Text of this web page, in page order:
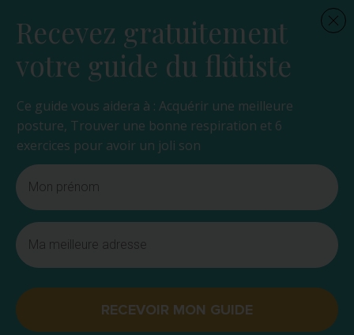
Recevez gratuitement
votre guide du flûtiste
Ce guide vous aidera à : Acquérir une meilleure
posture, Trouver une bonne respiration et 6
exercices pour avoir un joli son
RECEVOIR MON GUIDE